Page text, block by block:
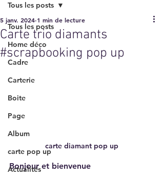
Tous les posts
Home déco
Cadre
Carterie
Boite
Page
Album
carte pop up
Actualités
Tous les posts
Carte trio diamants
#scrapbooking pop up
5 janv. 2024 1 min de lecture
carte diamant pop up
Bonjour et bienvenue